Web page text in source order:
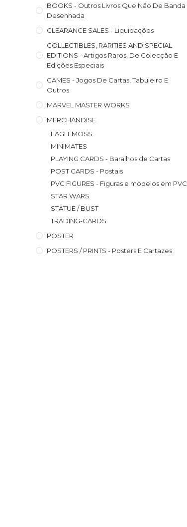
BOOKS - Outros Livros Que Não De Banda
Desenhada
CLEARANCE SALES - Liquidações
COLLECTIBLES, RARITIES AND SPECIAL
EDITIONS - Artigos Raros, De Colecção E
Edições Especiais
GAMES - Jogos De Cartas, Tabuleiro E
Outros
MARVEL MASTER WORKS
MERCHANDISE
EAGLEMOSS
MINIMATES
PLAYING CARDS - Baralhos de Cartas
POST CARDS - Postais
PVC FIGURES - Figuras e modelos em PVC
STAR WARS
STATUE / BUST
TRADING-CARDS
POSTER
POSTERS / PRINTS - Posters E Cartazes